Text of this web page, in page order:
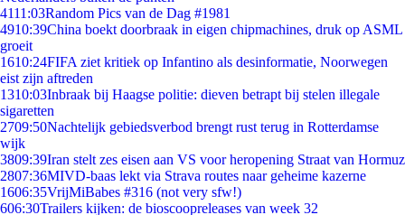
4111:03Random Pics van de Dag #1981
4910:39China boekt doorbraak in eigen chipmachines, druk op ASML
groeit
1610:24FIFA ziet kritiek op Infantino als desinformatie, Noorwegen
eist zijn aftreden
1310:03Inbraak bij Haagse politie: dieven betrapt bij stelen illegale
sigaretten
2709:50Nachtelijk gebiedsverbod brengt rust terug in Rotterdamse
wijk
3809:39Iran stelt zes eisen aan VS voor heropening Straat van Hormuz
2807:36MIVD-baas lekt via Strava routes naar geheime kazerne
1606:35VrijMiBabes #316 (not very sfw!)
606:30Trailers kijken: de bioscoopreleases van week 32